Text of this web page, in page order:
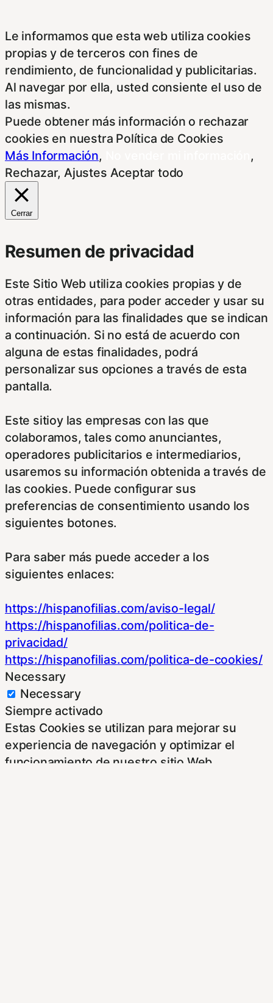
Le informamos que esta web utiliza cookies
propias y de terceros con fines de
rendimiento, de funcionalidad y publicitarias.
Al navegar por ella, usted consiente el uso de
las mismas.
Puede obtener más información o rechazar
cookies en nuestra Política de Cookies
Más Información,
,
Rechazar,Ajustes Aceptar todo
Cerrar
Resumen de privacidad
Este Sitio Web utiliza cookies propias y de
otras entidades, para poder acceder y usar su
información para las finalidades que se indican
a continuación. Si no está de acuerdo con
alguna de estas finalidades, podrá
personalizar sus opciones a través de esta
pantalla.
Este sitioy las empresas con las que
colaboramos, tales como anunciantes,
operadores publicitarios e intermediarios,
usaremos su información obtenida a través de
las cookies. Puede configurar sus
preferencias de consentimiento usando los
siguientes botones.
Para saber más puede acceder a los
siguientes enlaces:
https://hispanofilias.com/aviso-legal/
https://hispanofilias.com/politica-de-
privacidad/
https://hispanofilias.com/politica-de-cookies/
Necessary
Necessary
Siempre activado
Estas Cookies se utilizan para mejorar su
experiencia de navegación y optimizar el
funcionamiento de nuestro sitio Web.